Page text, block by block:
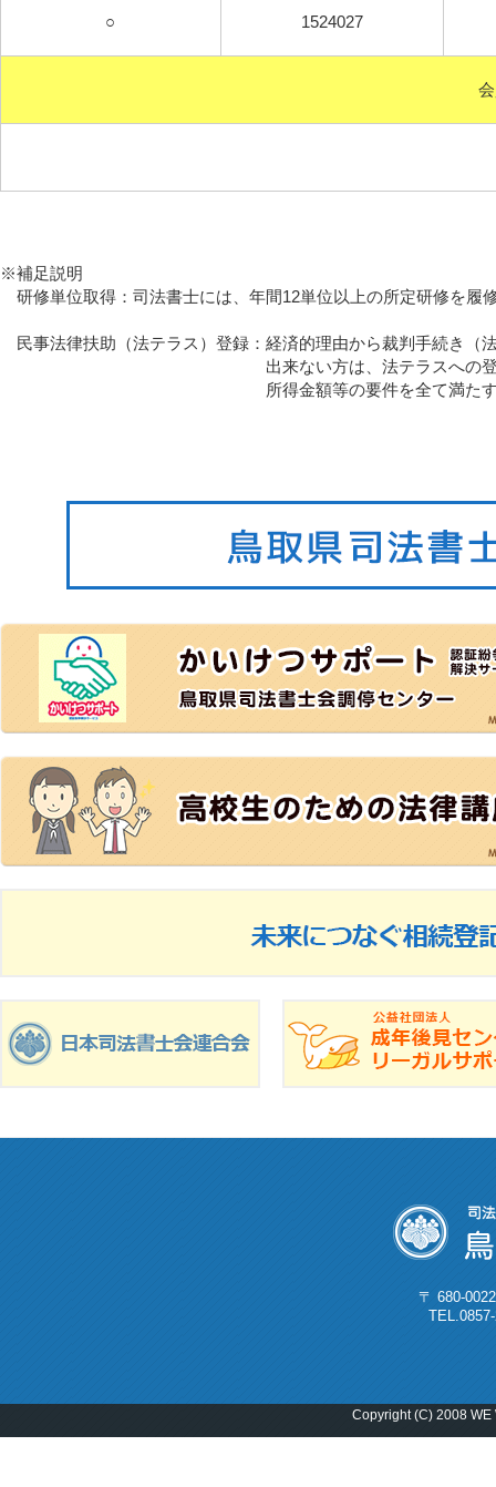
○ 1524027
※補足説明
研修単位取得：司法書士には、年間12単位以上の所定
民事法律扶助（法テラス）登録：経済的理由から裁判手続き（
出来ない方は、法テラスへの登録会員へ
所得金額等の要件を全て満たす方は、低廉な
〒 680-
Copyright (C) 2008 WE